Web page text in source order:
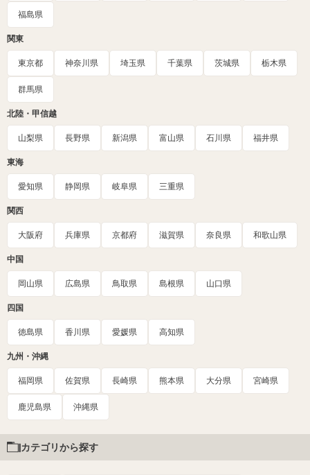
福島県
関東
東京都 神奈川県 埼玉県 千葉県 茨城県 栃木県
群馬県
北陸・甲信越
山梨県 長野県 新潟県 富山県 石川県 福井県
東海
愛知県 静岡県 岐阜県 三重県
関西
大阪府 兵庫県 京都府 滋賀県 奈良県 和歌山県
中国
岡山県 広島県 鳥取県 島根県 山口県
四国
徳島県 香川県 愛媛県 高知県
九州・沖縄
福岡県 佐賀県 長崎県 熊本県 大分県 宮崎県
鹿児島県 沖縄県
カテゴリから探す